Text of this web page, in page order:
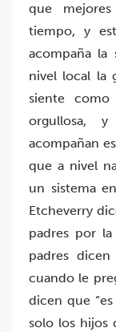
que
tiempo, y
acompaña la
nivel local la
siente como
orgullosa,
acompañan
que a nivel
un sistema
Etcheverry
padres por
padres
cuando le
dicen que
solo los hijos